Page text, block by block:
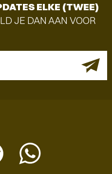
ELKE (TWEE)
JE DAN AAN VOOR